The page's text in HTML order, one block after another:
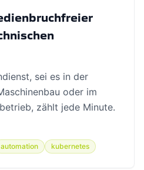
sei es in der
oder im
zählt jede Minute.
automation kubernetes